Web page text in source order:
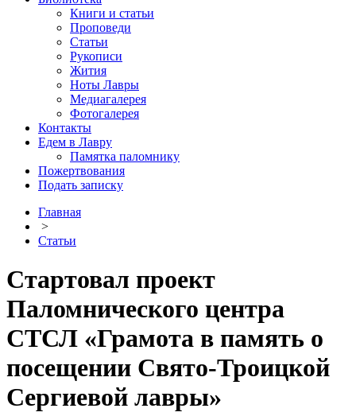
Книги и статьи
Проповеди
Статьи
Рукописи
Жития
Ноты Лавры
Медиагалерея
Фотогалерея
Контакты
Едем в Лавру
Памятка паломнику
Пожертвования
Подать записку
Главная
>
Статьи
Стартовал проект
Паломнического центра
СТСЛ «Грамота в память о
посещении Свято-Троицкой
Сергиевой лавры»